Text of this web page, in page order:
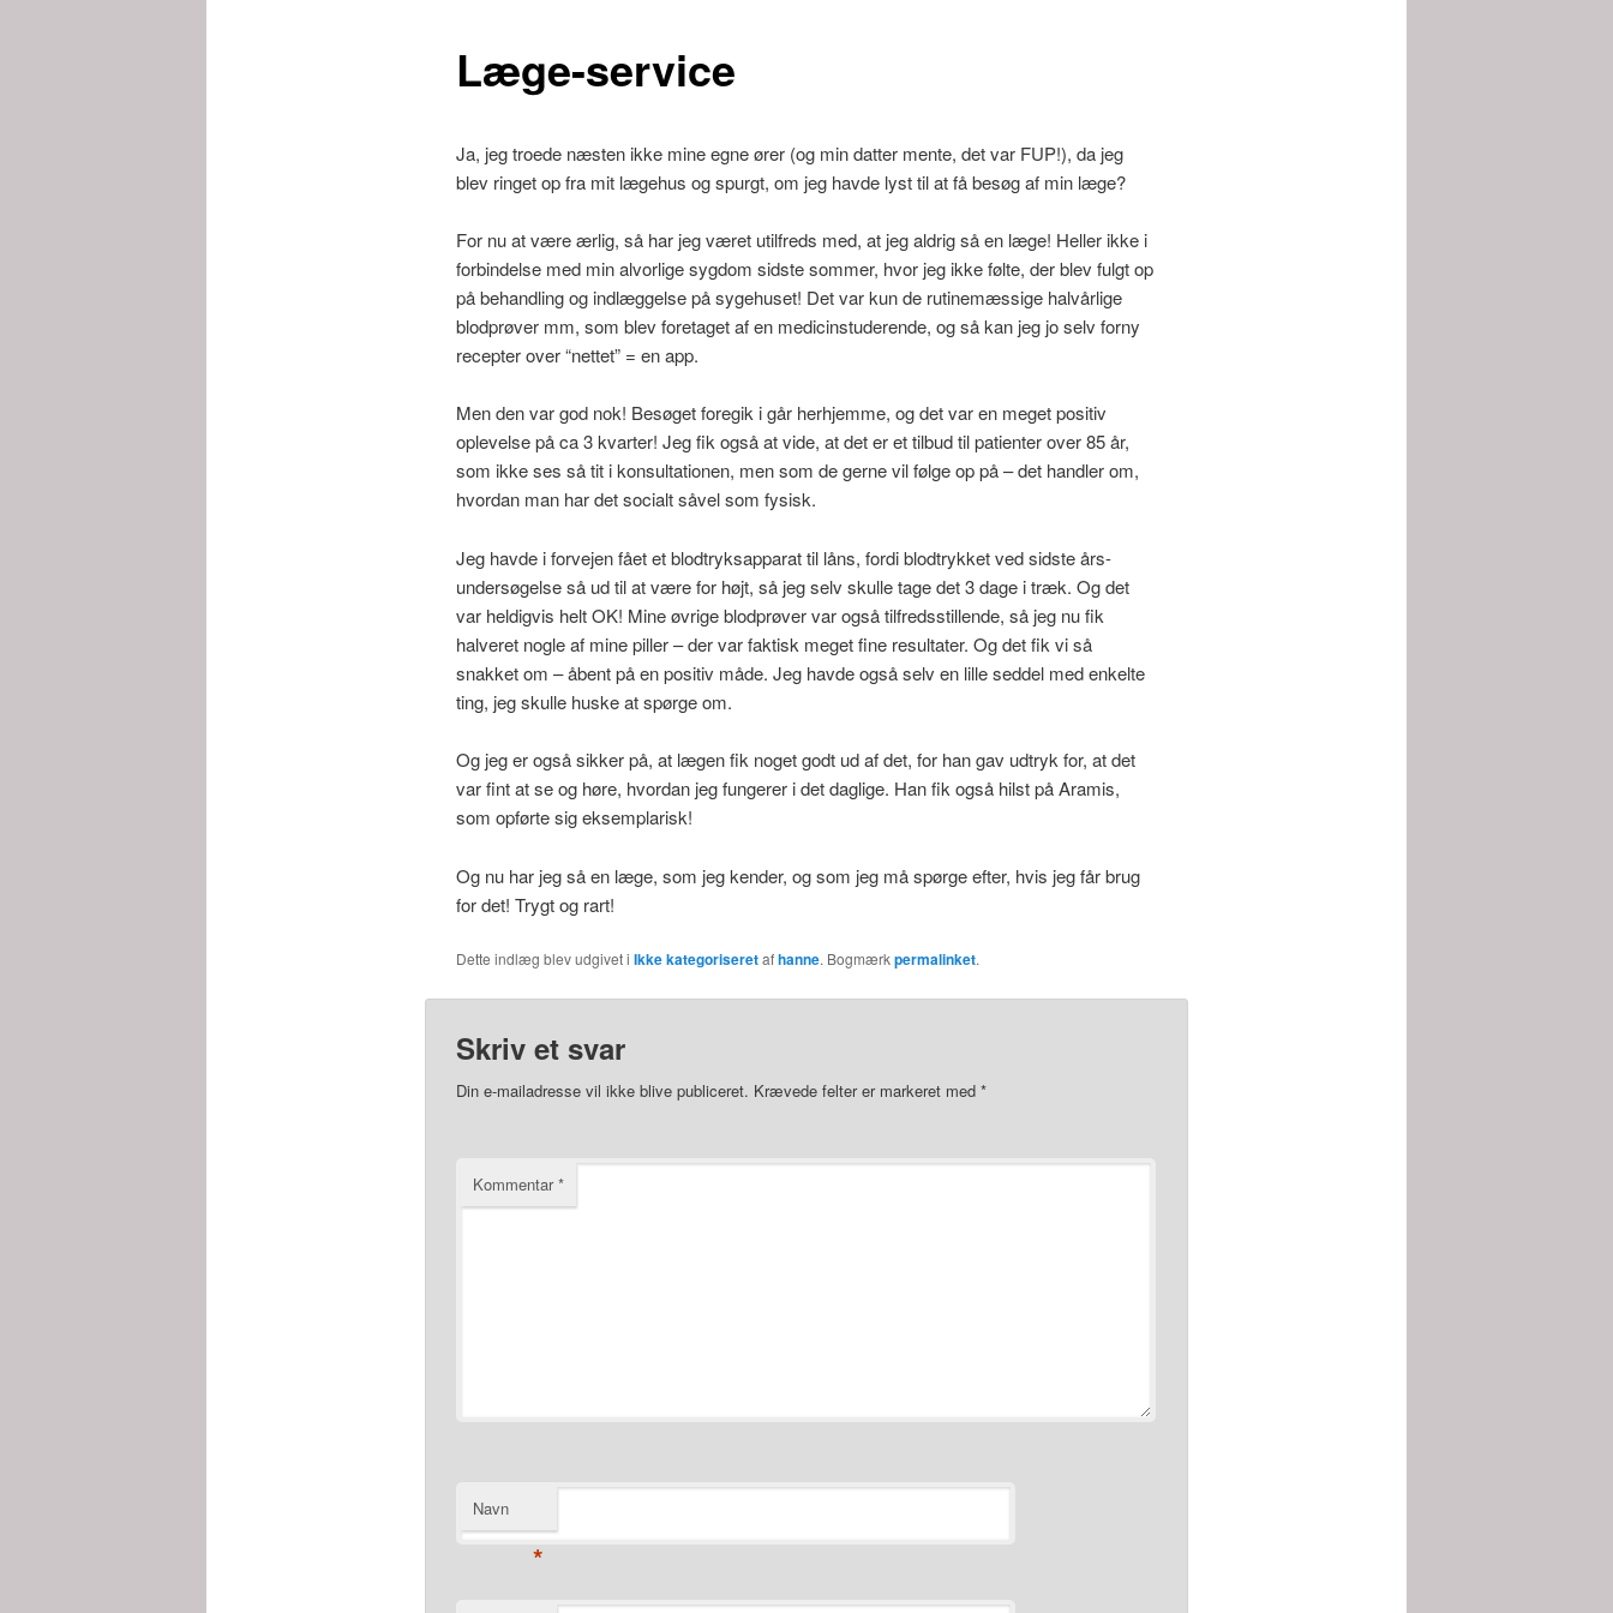
Læge-service
Ja, jeg troede næsten ikke mine egne ører (og min datter mente, det var FUP!), da jeg
blev ringet op fra mit lægehus og spurgt, om jeg havde lyst til at få besøg af min læge?
For nu at være ærlig, så har jeg været utilfreds med, at jeg aldrig så en læge! Heller ikke i
forbindelse med min alvorlige sygdom sidste sommer, hvor jeg ikke følte, der blev fulgt op
på behandling og indlæggelse på sygehuset! Det var kun de rutinemæssige halvårlige
blodprøver mm, som blev foretaget af en medicinstuderende, og så kan jeg jo selv forny
recepter over “nettet” = en app.
Men den var god nok! Besøget foregik i går herhjemme, og det var en meget positiv
oplevelse på ca 3 kvarter! Jeg fik også at vide, at det er et tilbud til patienter over 85 år,
som ikke ses så tit i konsultationen, men som de gerne vil følge op på – det handler om,
hvordan man har det socialt såvel som fysisk.
Jeg havde i forvejen fået et blodtryksapparat til låns, fordi blodtrykket ved sidste års-
undersøgelse så ud til at være for højt, så jeg selv skulle tage det 3 dage i træk. Og det
var heldigvis helt OK! Mine øvrige blodprøver var også tilfredsstillende, så jeg nu fik
halveret nogle af mine piller – der var faktisk meget fine resultater. Og det fik vi så
snakket om – åbent på en positiv måde. Jeg havde også selv en lille seddel med enkelte
ting, jeg skulle huske at spørge om.
Og jeg er også sikker på, at lægen fik noget godt ud af det, for han gav udtryk for, at det
var fint at se og høre, hvordan jeg fungerer i det daglige. Han fik også hilst på Aramis,
som opførte sig eksemplarisk!
Og nu har jeg så en læge, som jeg kender, og som jeg må spørge efter, hvis jeg får brug
for det! Trygt og rart!
Dette indlæg blev udgivet i Ikke kategoriseretafhanne. Bogmærkpermalinket.
Skriv et svar
Din e-mailadresse vil ikke blive publiceret. Krævede felter er markeret med *
Kommentar*
Navn
*